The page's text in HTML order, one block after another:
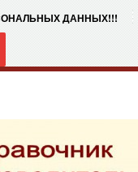
ДАННЫХ!!!